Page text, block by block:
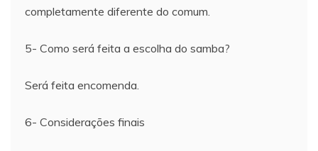
completamente diferente do comum.
5- Como será feita a escolha do samba?
Será feita encomenda.
6- Considerações finais